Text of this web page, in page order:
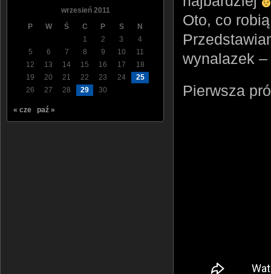
Oto, co
wynalazek
Pierwsza
wrzesień 2011
P
W Ś C P S
N
1
2 3
4
5
6 7 8 9 10
11
12
13 14 15 16 17
18
19
20 21 22 23 24
25
26
27 28 29 30
« cze paź »